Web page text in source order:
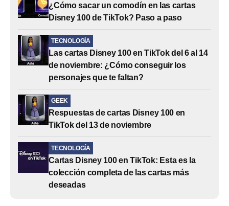
¿Cómo sacar un comodín en las cartas
Disney 100 de TikTok? Paso a paso
TECNOLOGÍA
Las cartas Disney 100 en TikTok del 6 al 14
de noviembre: ¿Cómo conseguir los
personajes que te faltan?
GEEK
Respuestas de cartas Disney 100 en
TikTok del 13 de noviembre
TECNOLOGÍA
Cartas Disney 100 en TikTok: Esta es la
colección completa de las cartas más
deseadas